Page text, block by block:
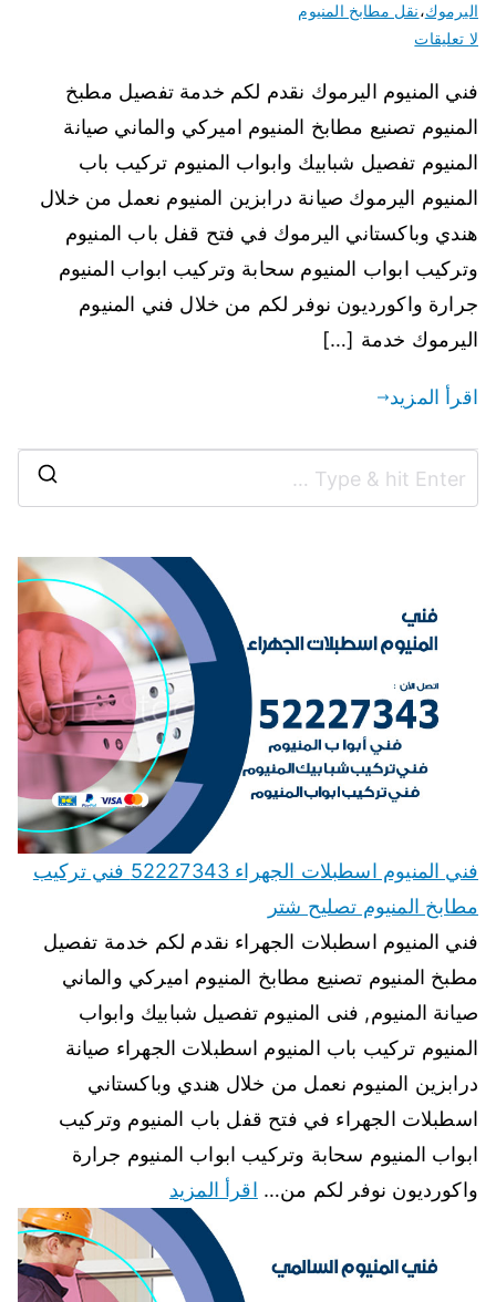
اليرموك،نقل مطابخ المنيوم
لا تعليقات
فني المنيوم اليرموك نقدم لكم خدمة تفصيل مطبخ
المنيوم تصنيع مطابخ المنيوم اميركي والماني صيانة
المنيوم تفصيل شبابيك وابواب المنيوم تركيب باب
المنيوم اليرموك صيانة درابزين المنيوم نعمل من خلال
هندي وباكستاني اليرموك في فتح قفل باب المنيوم
وتركيب ابواب المنيوم سحابة وتركيب ابواب المنيوم
جرارة واكورديون نوفر لكم من خلال فني المنيوم
اليرموك خدمة […]
اقرأ المزيد
فني المنيوم اسطبلات الجهراء 52227343 فني تركيب
مطابخ المنيوم تصليح شتر
فني المنيوم اسطبلات الجهراء نقدم لكم خدمة تفصيل
مطبخ المنيوم تصنيع مطابخ المنيوم اميركي والماني
صيانة المنيوم, فنى المنيوم تفصيل شبابيك وابواب
المنيوم تركيب باب المنيوم اسطبلات الجهراء صيانة
درابزين المنيوم نعمل من خلال هندي وباكستاني
اسطبلات الجهراء في فتح قفل باب المنيوم وتركيب
ابواب المنيوم سحابة وتركيب ابواب المنيوم جرارة
واكورديون نوفر لكم من… اقرأ المزيد